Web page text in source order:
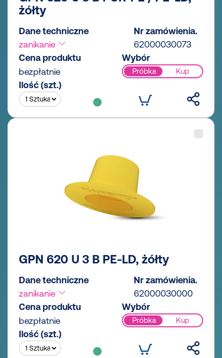
żółty
Dane techniczne
zanikanie
Nr zamówienia.
62000030073
Cena produktu
bezpłatnie
Wybór
Próbka Kup
Ilość (szt.)
GPN 620 U 3 B PE-LD, żółty
Dane techniczne
zanikanie
Nr zamówienia.
62000030000
Cena produktu
bezpłatnie
Wybór
Próbka Kup
Ilość (szt.)